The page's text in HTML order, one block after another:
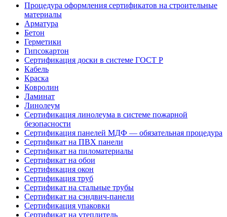
Процедура оформления сертификатов на строительные
материалы
Арматура
Бетон
Герметики
Гипсокартон
Сертификация доски в системе ГОСТ Р
Кабель
Краска
Ковролин
Ламинат
Линолеум
Сертификация линолеума в системе пожарной
безопасности
Сертификация панелей МДФ — обязательная процедура
Сертификат на ПВХ панели
Сертификат на пиломатериалы
Сертификат на обои
Сертификация окон
Сертификация труб
Сертификат на стальные трубы
Сертификат на сэндвич-панели
Сертификация упаковки
Сертификат на утеплитель